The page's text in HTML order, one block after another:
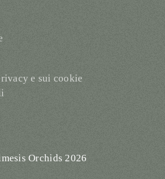
e sui cookie
Orchids 2026